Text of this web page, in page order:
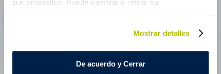
qué propósitos. Puede cambiar o retirar su
Obtenga más información sobre cómo se procesan sus
Mostrar detalles
De acuerdo y Cerrar